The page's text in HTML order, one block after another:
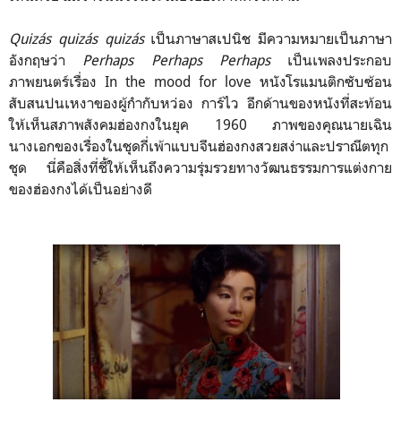
Quizás quizás quizásเป็นภาษาสเปนิช มีความหมายเป็นภาษา
อังกฤษว่า Perhaps Perhaps Perhapsเป็นเพลงประกอบ
ภาพยนตร์เรื่อง In the mood for love หนังโรแมนติกซับซ้อน
สับสนปนเหงาของผู้กำกับหว่อง การ์ไว อีกด้านของหนังที่สะท้อน
ให้เห็นสภาพสังคมฮ่องกงในยุค 1960 ภาพของคุณนายเฉิน
นางเอกของเรื่องในชุดกี่เพ้าแบบจีนฮ่องกงสวยสง่าและปราณีตทุก
ชุด นี่คือสิ่งที่ชี้ให้เห็นถึงความรุ่มรวยทางวัฒนธรรมการแต่งกาย
ของฮ่องกงได้เป็นอย่างดี